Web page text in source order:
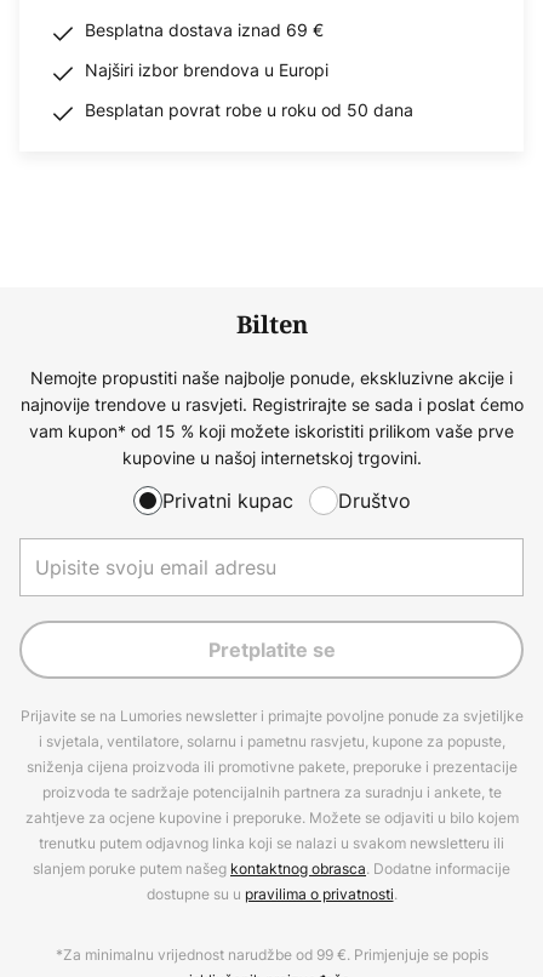
Besplatna dostava iznad 69 €
Najširi izbor brendova u Europi
Besplatan povrat robe u roku od 50 dana
Bilten
Nemojte propustiti naše najbolje ponude, ekskluzivne akcije i
najnovije trendove u rasvjeti. Registrirajte se sada i poslat ćemo
vam kupon* od 15 % koji možete iskoristiti prilikom vaše prve
kupovine u našoj internetskoj trgovini.
Privatni kupac Društvo
Pretplatite se
Prijavite se na Lumories newsletter i primajte povoljne ponude za svjetiljke
i svjetala, ventilatore, solarnu i pametnu rasvjetu, kupone za popuste,
sniženja cijena proizvoda ili promotivne pakete, preporuke i prezentacije
proizvoda te sadržaje potencijalnih partnera za suradnju i ankete, te
zahtjeve za ocjene kupovine i preporuke. Možete se odjaviti u bilo kojem
trenutku putem odjavnog linka koji se nalazi u svakom newsletteru ili
slanjem poruke putem našeg kontaktnog obrasca. Dodatne informacije
dostupne su u pravilima o privatnosti.
*Za minimalnu vrijednost narudžbe od 99 €. Primjenjuje se popis